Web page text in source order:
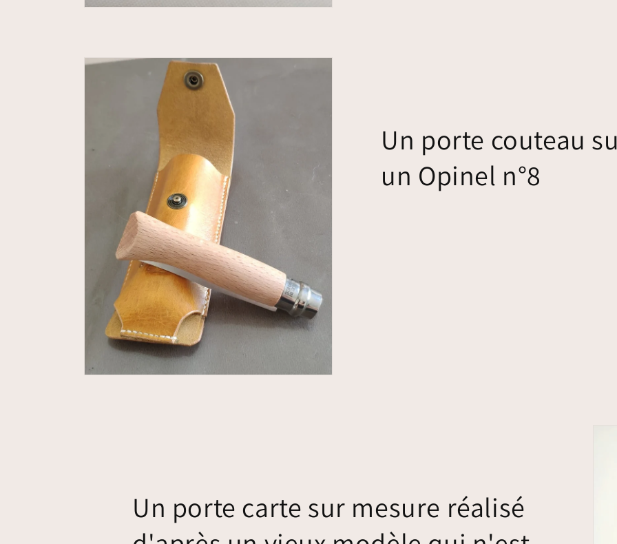
Un porte couteau
un Opinel n°8
Un porte carte sur mesure réalisé